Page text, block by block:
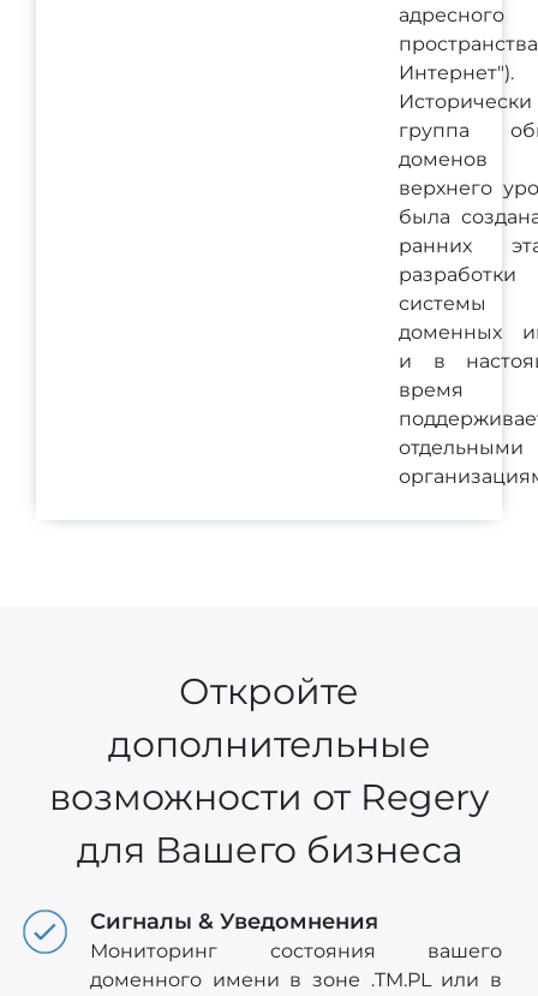
адресного
пространства
Интернет").
Исторически
группа
доменов
верхнего
была
ранних
разработки
системы
доменных
и в
время
отдельными
Откройте
дополнительные
возможности от Regery
для Вашего бизнеса
Сигналы & Уведомнения
Мониторинг состояния вашего
доменного имени в зоне .TM.PL или в